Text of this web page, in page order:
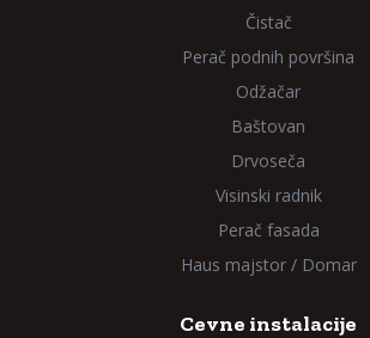
Čistač
Perač podnih površina
Odžačar
Baštovan
Drvoseča
Visinski radnik
Perač fasada
Haus majstor / Domar
Cevne instalacije